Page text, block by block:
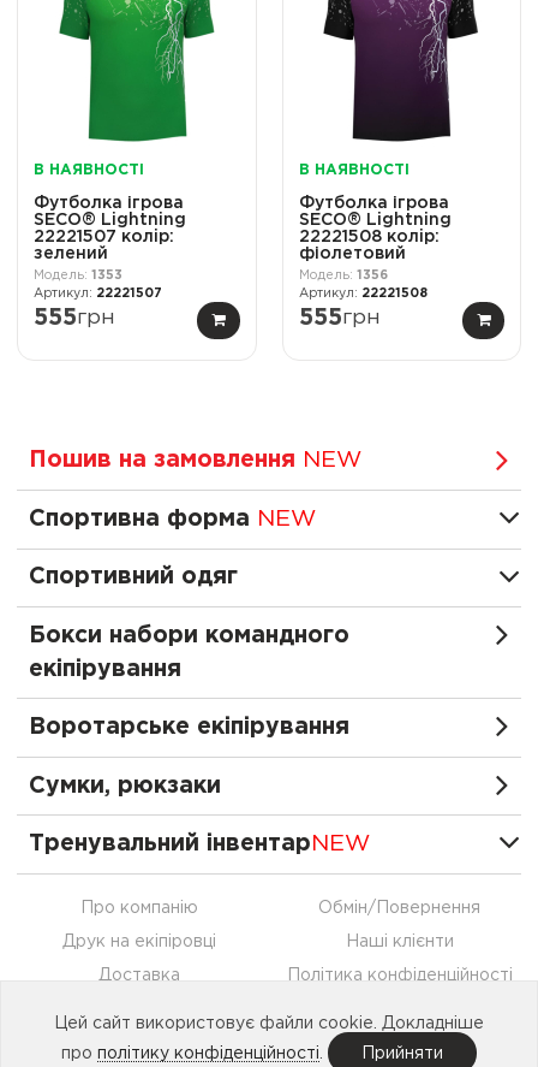
В НАЯВНОСТІ
Футболка ігрова
SECO® Lightning
22221507 колiр:
зелений
1353
22221507
555грн
В НАЯВНОСТІ
Футболка ігрова
SECO® Lightning
22221508 колiр:
фіолетовий
1356
22221508
555грн
Пошив на замовлення NEW
Спортивна форма NEW
Спортивний одяг
Бокси набори командного
екіпірування
Воротарське екіпірування
Сумки, рюкзаки
Тренувальний інвентар NEW
Про компанію
Друк на екіпіровці
Доставка
Співпраця
Обмін/Повернення
Наші клієнти
Політика конфіденційності
Цей сайт використовує файли cookie. Докладніше
про політику конфіденційності Прийняти